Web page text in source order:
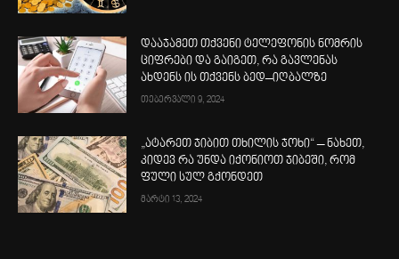
დააჯამეთ თქვენი ტელეფონის ნომრის
ციფრები და გაიგეთ, რა გავლენას
ახდენს ის თქვენს ბედ–იღბალზე
თებერვალი 9, 2024
„ატარეთ ჯიბით თხილის ჯოხი“ – ნახეთ,
კიდევ რა უნდა იქონიოთ ჯიბეში, რომ
ფული სულ გქონდეთ
მარტი 13, 2024